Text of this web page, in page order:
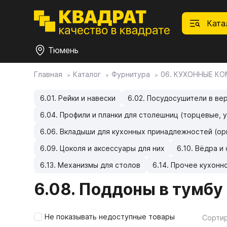
Тюмень
Плитные материалы
01.
1.1.
1.2.
1.3.
1.5.
Мой ЭГГЕР
Фасады
Главная Каталог Фурнитура 06. КУХОННЫЕ
6.01. Рейки и навески 6.02. Посудосушители в
6.04. Профили и планки для столешниц (торцевые,
6.06. Вкладыши для кухонных принадлежностей
6.09. Цоколя и аксессуары для них
6.10. Вёдра и
6.13. Механизмы для столов
6.14. Прочее
6.08. Поддоны в тумбу
Не показывать недоступные товары